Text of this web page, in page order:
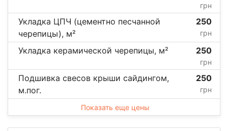
грн
Укладка ЦПЧ (цементно песчанной
черепицы), м²
250
грн
Укладка керамической черепицы, м² 250
грн
Подшивка свесов крыши сайдингом,
м.пог.
250
грн
Показать еще цены